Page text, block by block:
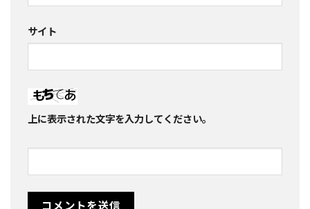
サイト
上に表示された文字を入力してください。